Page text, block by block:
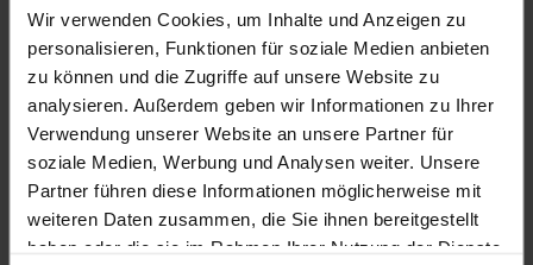
Wir verwenden Cookies, um Inhalte und Anzeigen zu
personalisieren, Funktionen für soziale Medien anbieten
zu können und die Zugriffe auf unsere Website zu
analysieren. Außerdem geben wir Informationen zu Ihrer
Verwendung unserer Website an unsere Partner für
soziale Medien, Werbung und Analysen weiter. Unsere
Partner führen diese Informationen möglicherweise mit
weiteren Daten zusammen, die Sie ihnen bereitgestellt
haben oder die sie im Rahmen Ihrer Nutzung der Dienste
Wundversorgung
In der Epithelisierungsphase steht der
Wundrandschutz und dieWundruheim
Vordergrund.
Das Wundmilieu sollte optimal feucht sein, um das
Granulationsgewebe auf Hautniveau zu halten. Liegt eine